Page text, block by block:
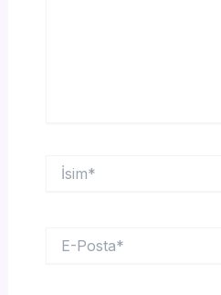
İsim*
Posta*